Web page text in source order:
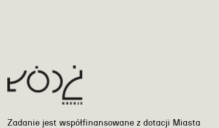
Zadanie jest współfinansowane z dotacji Miasta